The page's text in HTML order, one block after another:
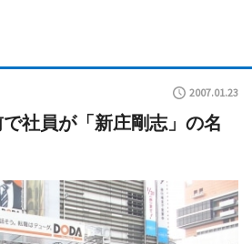
2007.01.23
社員が「新庄剛志」の名